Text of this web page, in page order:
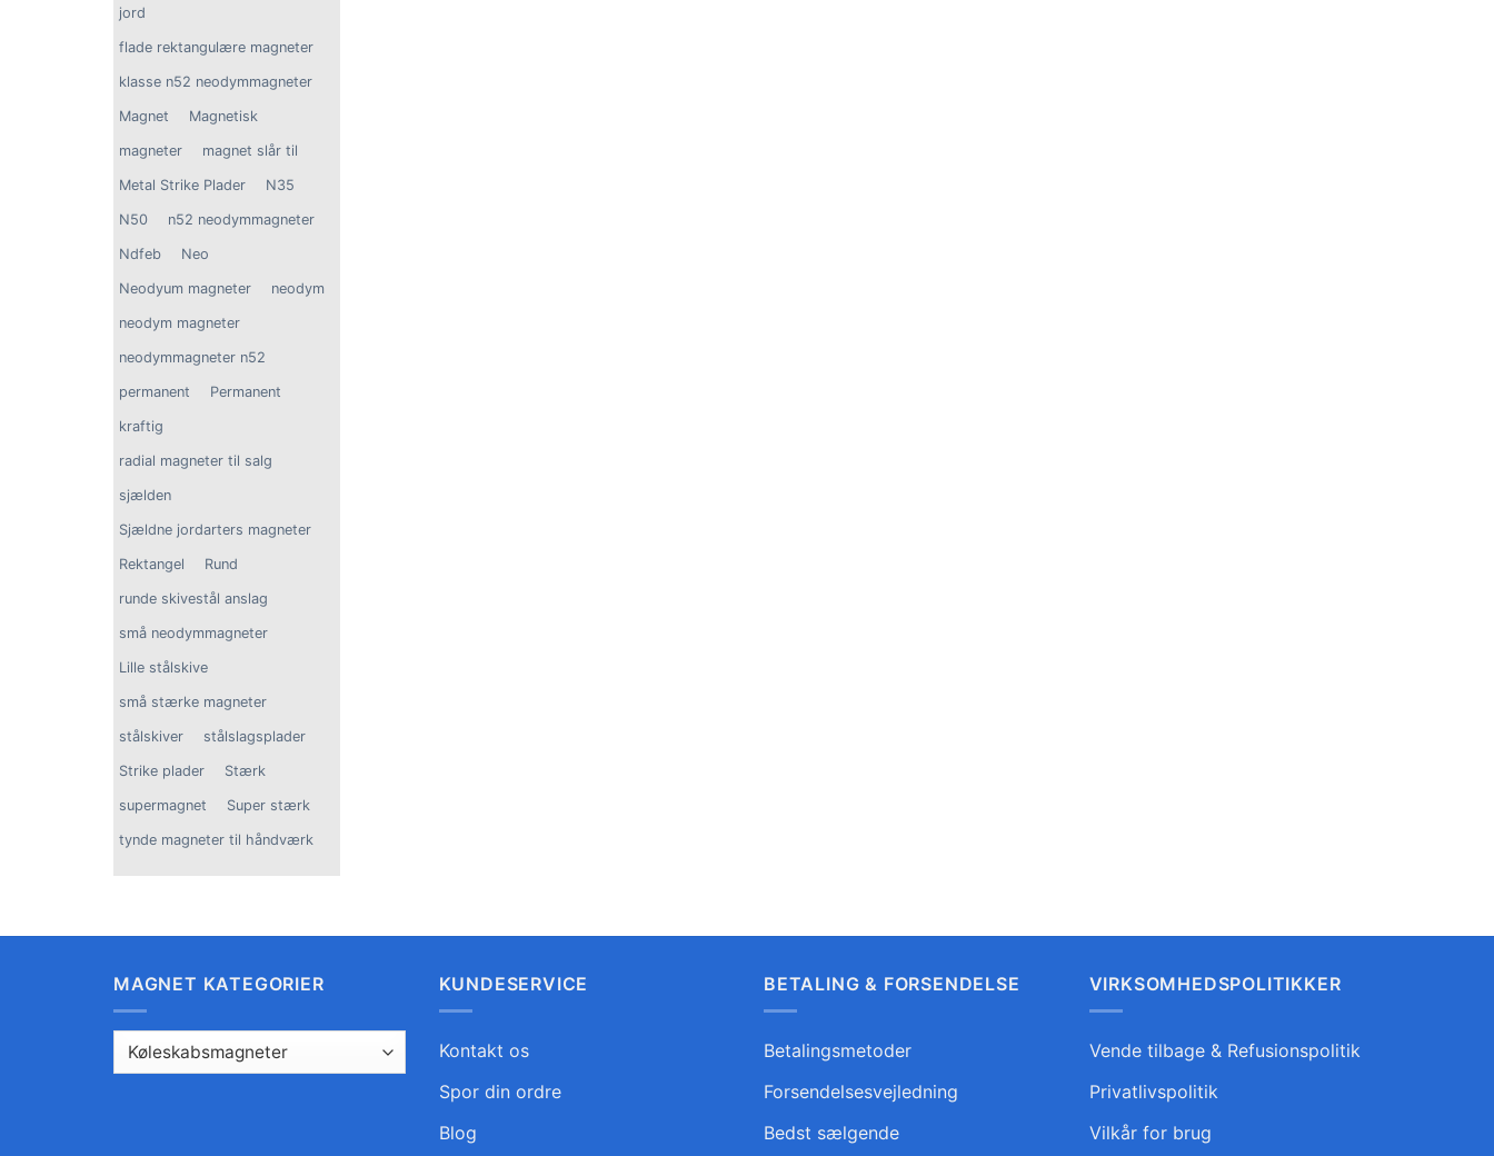
jord
flade rektangulære magneter
klasse n52 neodymmagneter
Magnet Magnetisk
magneter magnet slår til
Metal Strike Plader N35
N50 n52 neodymmagneter
Ndfeb Neo
Neodyum magneter neodym
neodym magneter
neodymmagneter n52
permanent Permanent
kraftig
radial magneter til salg
sjælden
Sjældne jordarters magneter
Rektangel Rund
runde skivestål anslag
små neodymmagneter
Lille stålskive
små stærke magneter
stålskiver stålslagsplader
Strike plader Stærk
supermagnet Super stærk
tynde magneter til håndværk
MAGNET KATEGORIER KUNDESERVICE
Kontakt os
Spor din ordre
Blog
BETALING & FORSENDELSE
Betalingsmetoder
Forsendelsesvejledning
Bedst sælgende
VIRKSOMHEDSPOLITIKKER
Vende tilbage & Refusionspolitik
Privatlivspolitik
Vilkår for brug